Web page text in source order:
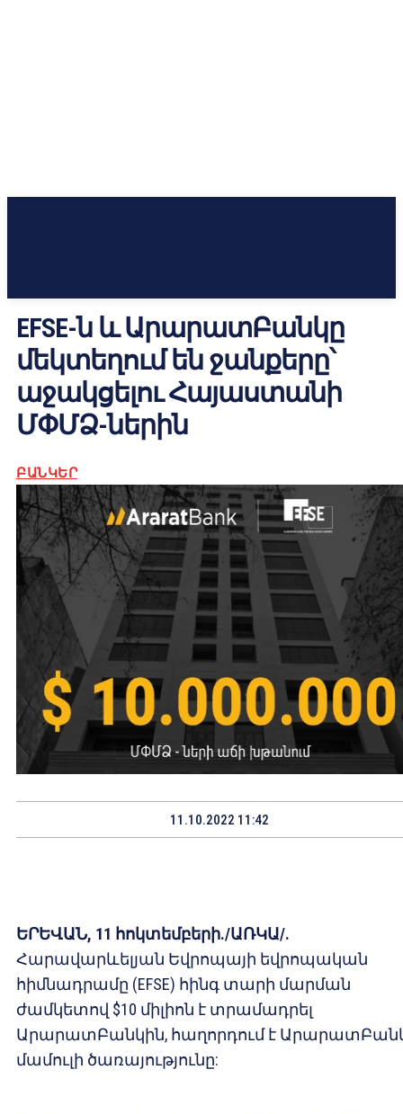
EFSE-ն և ԱրարատԲանկը
մեկտեղում են ջանքերը՝
աջակցելու Հայաստանի
ՄՓՄՁ-ներին
ԲԱՆԿԵՐ
11.10.2022 11:42
ԵՐԵՎԱՆ, 11 հոկտեմբերի./ԱՌԿԱ/.
Հարավարևելյան Եվրոպայի եվրոպական
հիմնադրամը (EFSE) հինգ տարի մարման
ժամկետով $10 միլիոն է տրամադրել
ԱրարատԲանկին, հաղորդում է
մամուլի ծառայությունը: